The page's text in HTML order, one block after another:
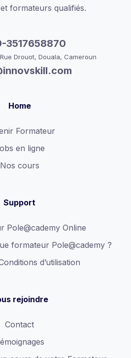
formateurs qualifiés.
3517658870
Drouot, Douala, Cameroun
Home
Formateur
en ligne
Nos cours
Support
Pole@cademy Online
formateur Pole@cademy ?
d’utilisation
rejoindre
Contact